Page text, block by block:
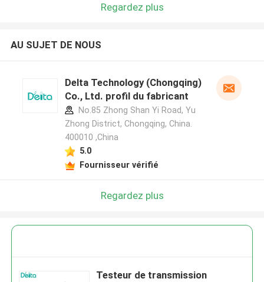
Regardez plus
AU SUJET DE NOUS
Delta Technology (Chongqing)
Co., Ltd. profil du fabricant
No.85 Zhong Shan Yi Road, Yu
Zhong District, Chongqing, China.
400010 ,China
5.0
Fournisseur vérifié
Regardez plus
Testeur de transmission